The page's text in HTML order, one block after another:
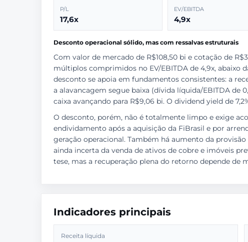
P/L
17,6x
EV/EBITDA
4,9x
Desconto operacional sólido, mas com ressalvas estruturais
Com valor de mercado de R$108,50 bi e cotação de
múltiplos comprimidos no EV/EBITDA de 4,9x, abaixo
desconto se apoia em fundamentos consistentes: a
a alavancagem segue baixa (dívida líquida/EBITDA de
caixa avançando para R$9,06 bi. O dividend yield de
O desconto, porém, não é totalmente limpo e exige
endividamento após a aquisição da FiBrasil e por
geração operacional. Também há aumento da
ainda incerta da venda de ativos de cobre e imóveis
tese, mas a recuperação plena do retorno depende de
Indicadores principais
Receita líquida